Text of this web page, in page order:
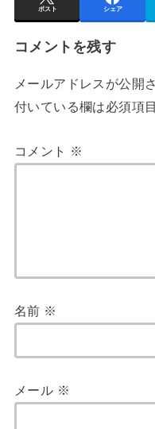
ポスト シェア
コメントを残す
メールアドレスが公開
付いている欄は必須項
コメント ※
名前 ※
メール ※